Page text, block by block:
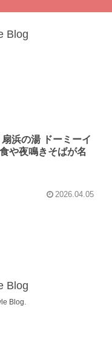
Blog
扇浜の湯 ドーミーイ
や夜鳴きそばが名
2026.04.05
Blog
Blog.